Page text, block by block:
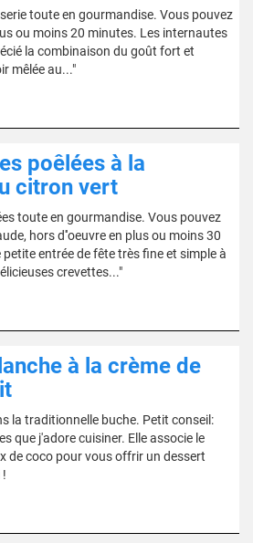
toute en gourmandise. Vous pouvez
ou moins 20 minutes. Les internautes
la combinaison du goût fort et
mêlée au..."
poêlées à la
citron vert
toute en gourmandise. Vous pouvez
hors d''oeuvre en plus ou moins 30
entrée de fête très fine et simple à
crevettes..."
à la crème de
la traditionnelle buche. Petit conseil:
que j'adore cuisiner. Elle associe le
de coco pour vous offrir un dessert